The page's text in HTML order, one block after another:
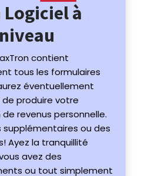
Logiciel à
contient
tous les formulaires
éventuellement
de produire votre
revenus personnelle.
supplémentaires ou des
Ayez la tranquillité
avez des
ou tout simplement